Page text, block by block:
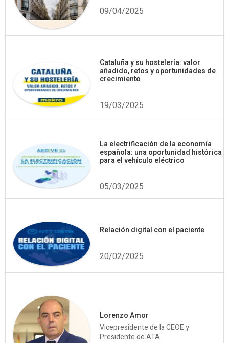
09/04/2025
Cataluña y su hostelería: valor
añadido, retos y oportunidades de
crecimiento
19/03/2025
La electrificación de la economía
española: una oportunidad histórica
para el vehículo eléctrico
05/03/2025
Relación digital con el paciente
20/02/2025
Lorenzo Amor
Vicepresidente de la CEOE y
Presidente de ATA